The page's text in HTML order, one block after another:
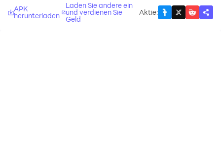
APK
herunterladen
Laden Sie andere ein
und verdienen Sie
Geld
Aktie: